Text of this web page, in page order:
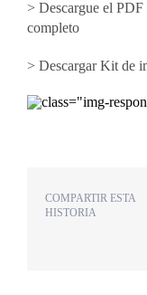
> Descargue el PDF
completo
> Descargar Kit de
COMPARTIR ESTA
HISTORIA